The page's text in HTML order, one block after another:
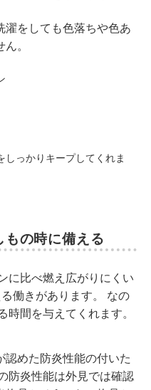
濯をしても色落ちや色あ
。
っかりキープしてくれま
もの時に備える
に比べ燃え広がりにくい
働きがあります。 なの
時間を与えてくれます。
認めた防炎性能の付いた
防炎性能は外見では確認